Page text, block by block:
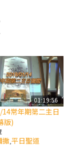
旬期避靜」—【逾
意義與益處
如果你的痛苦比快
莉老師
01:19:56
常年期第二主日
版)
撒, 平日聖道